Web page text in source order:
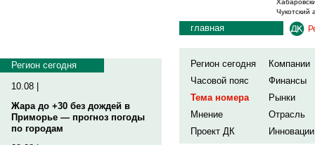
Чукотский
Регион сегодня
10.08 |
Жара до +30 без дождей в
Приморье — прогноз погоды
по городам
главная
Регион сегодня
Компании
Часовой пояс
Финансы
Тема номера
Рынки
Мнение
Отрасль
Проект ДК
Инновации